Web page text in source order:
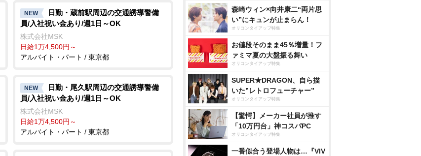
NEW
日勤・蔵前駅周辺の交通誘導警備
員/入社祝い金あり/週1日～OK
株式会社MSK
日給1万4,500円～
アルバイト・パート / 東京都
NEW
日勤・尾久駅周辺の交通誘導警備
員/入社祝い金あり/週1日～OK
株式会社MSK
日給1万4,500円～
アルバイト・パート / 東京都
森崎ウィン×向井康二“両片思
い”にキュンが止まらん！
オリコンタイアップ特集
お値段そのまま45％増量！フ
ァミマ夏の大盤振る舞い
オリコンタイアップ特集
SUPER★DRAGON、自ら描
いた”レトロフューチャー”
オリコンタイアップ特集
【驚愕】メーカー社員が推す
「10万円台」神コスパPC
オリコンタイアップ特集
一番似合う登場人物は…『VIV